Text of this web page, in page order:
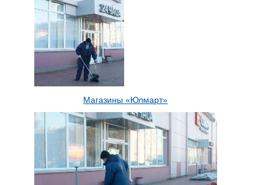
Магазины «Юлмарт»